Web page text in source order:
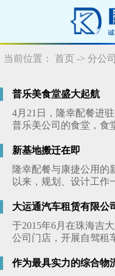
当前位置： 首页 -> 分公
普乐美食堂盛大起航
4月21日，隆幸配餐进
普乐美公司的食堂，食
新基地搬迁在即
隆幸配餐与康捷公用的
以来，规划、设计工作
大运通汽车租赁有限公
于2015年6月在珠海吉
公司门店，开展自驾租
作为最具实力的综合物